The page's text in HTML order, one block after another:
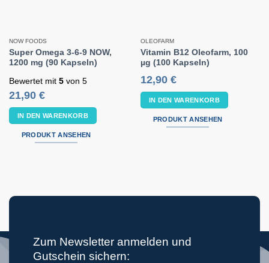
NOW FOODS
Super Omega 3-6-9 NOW,
1200 mg (90 Kapseln)
Bewertet mit 5von 5
21,90 €
IN DEN WARENKORB
PRODUKT ANSEHEN
OLEOFARM
Vitamin B12 Oleofarm, 100
µg (100 Kapseln)
12,90 €
IN DEN WARENKORB
PRODUKT ANSEHEN
Zum Newsletter anmelden und
Gutschein sichern: